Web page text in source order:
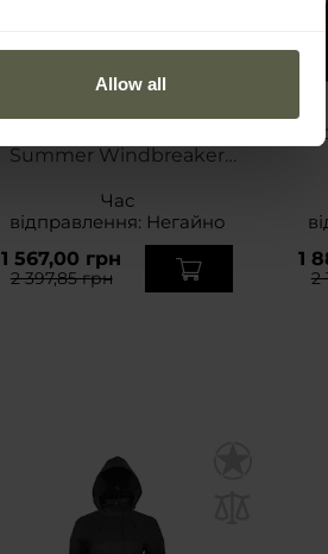
Allow all
Summer Windbreaker
Час
відправлення: Негайно
1 567,00 грн
2 397,85 грн
1
2